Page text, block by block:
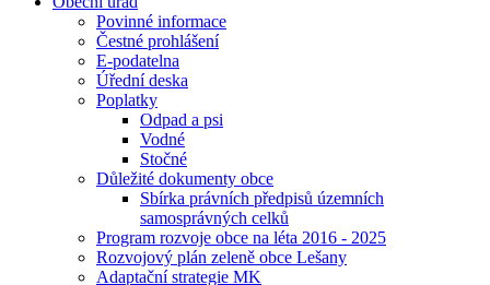
Povinné informace
Čestné prohlášení
E-podatelna
Úřední deska
Poplatky
Odpad a psi
Vodné
Stočné
Důležité dokumenty obce
Sbírka právních předpisů územních
samosprávných celků
Program rozvoje obce na léta 2016 - 2025
Rozvojový plán zeleně obce Lešany
Adaptační strategie MK